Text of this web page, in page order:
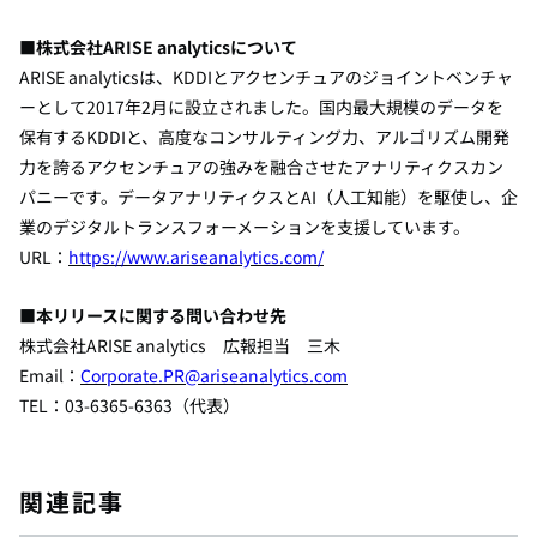
■株式会社ARISE analyticsについて
ARISE analyticsは、 KDDIとアクセンチュアのジョイントベンチャ
ーとして2017年2月に設立されました。国内最大規模のデータを
保有するKDDIと、高度なコンサルティング力、アルゴリズム開発
力を誇るアクセンチュアの強みを融合させたアナリティクスカン
パニーです。データアナリティクスとAI （人工知能）を駆使し、企
業のデジタルトランスフォーメーションを支援しています。
URL ： https://www.ariseanalytics.com/
■本リリースに関する問い合わせ先
株式会社ARISE analytics 広報担当 三木
Email： Corporate.PR@ariseanalytics.com
TEL：03-6365-6363（代表）
関連記事